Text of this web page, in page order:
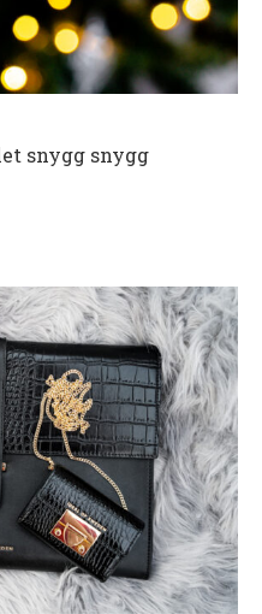
snygg snygg